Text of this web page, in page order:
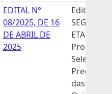
EDITAL N°
08/2025, DE 16
DE ABRIL DE
2025
Edital da
SEGUNDA
ETAPA do
Processo
Seletivo
das Vagas